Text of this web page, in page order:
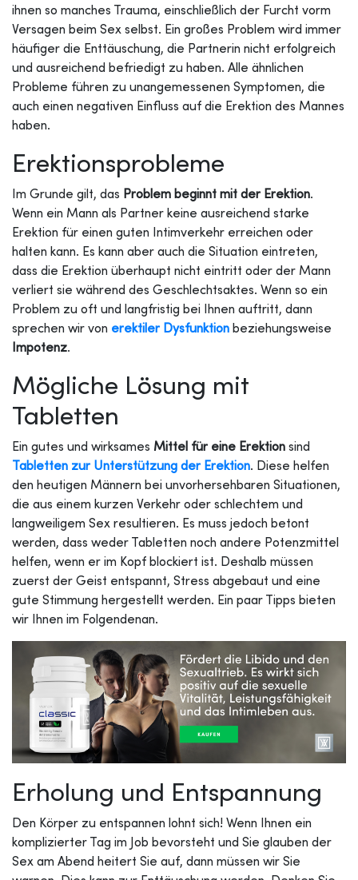
ihnen so manches Trauma, einschließlich der Furcht vorm
Versagen beim Sex selbst. Ein großes Problem wird immer
häufiger die Enttäuschung, die Partnerin nicht erfolgreich
und ausreichend befriedigt zu haben. Alle ähnlichen
Probleme führen zu unangemessenen Symptomen, die
auch einen negativen Einfluss auf die Erektion des Mannes
haben.
Erektionsprobleme
Im Grunde gilt, das Problem beginnt mit der Erektion.
Wenn ein Mann als Partner keine ausreichend starke
Erektion für einen guten Intimverkehr erreichen oder
halten kann. Es kann aber auch die Situation eintreten,
dass die Erektion überhaupt nicht eintritt oder der Mann
verliert sie während des Geschlechtsaktes. Wenn so ein
Problem zu oft und langfristig bei Ihnen auftritt, dann
sprechen wir von erektiler Dysfunktion beziehungsweise
Impotenz.
Mögliche Lösung mit
Tabletten
Ein gutes und wirksames Mittel für eine Erektion sind
Tabletten zur Unterstützung der Erektion. Diese helfen
den heutigen Männern bei unvorhersehbaren Situationen,
die aus einem kurzen Verkehr oder schlechtem und
langweiligem Sex resultieren. Es muss jedoch betont
werden, dass weder Tabletten noch andere Potenzmittel
helfen, wenn er im Kopf blockiert ist. Deshalb müssen
zuerst der Geist entspannt, Stress abgebaut und eine
gute Stimmung hergestellt werden. Ein paar Tipps bieten
wir Ihnen im Folgendenan.
Erholung und Entspannung
Den Körper zu entspannen lohnt sich! Wenn Ihnen ein
komplizierter Tag im Job bevorsteht und Sie glauben der
Sex am Abend heitert Sie auf, dann müssen wir Sie